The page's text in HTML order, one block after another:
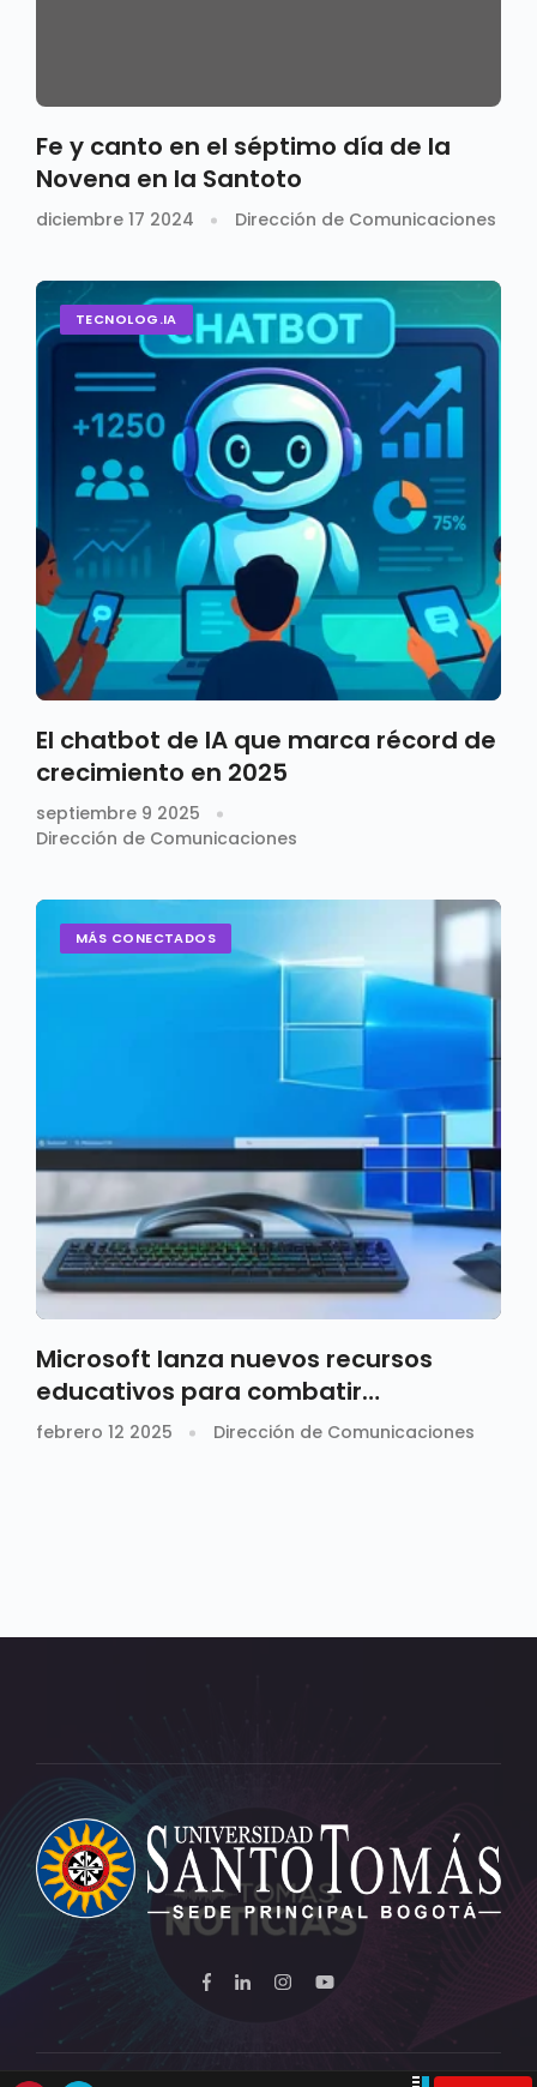
Fe y canto en el séptimo día de la
Novena en la Santoto
diciembre 17 2024 Dirección de Comunicaciones
TECNOLOG.IA
El chatbot de IA que marca récord de
crecimiento en 2025
septiembre 9 2025
Dirección de Comunicaciones
MÁS CONECTADOS
Microsoft lanza nuevos recursos
educativos para combatir
contenidos hechos con IA
febrero 12 2025 Dirección de Comunicaciones